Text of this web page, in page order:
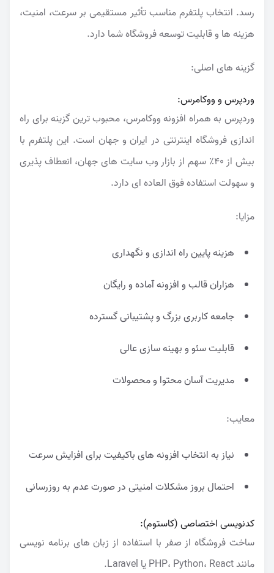
رسد. انتخاب پلتفرم مناسب تأثیر مستقیمی بر سرعت، امنیت،
هزینه ها و قابلیت توسعه فروشگاه شما دارد.
گزینه های اصلی:
وردپرس و ووکامرس:
وردپرس به همراه افزونه ووکامرس، محبوب ترین گزینه برای راه
اندازی فروشگاه اینترنتی در ایران و جهان است. این پلتفرم با
بیش از ۴۰٪ سهم از بازار وب سایت های جهان، انعطاف پذیری
و سهولت استفاده فوق العاده ای دارد.
مزایا:
هزینه پایین راه اندازی و نگهداری
هزاران قالب و افزونه آماده و رایگان
جامعه کاربری بزرگ و پشتیبانی گسترده
قابلیت سئو و بهینه سازی عالی
مدیریت آسان محتوا و محصولات
معایب:
نیاز به انتخاب افزونه های باکیفیت برای افزایش سرعت
احتمال بروز مشکلات امنیتی در صورت عدم به روزرسانی
کدنویسی اختصاصی (کاستوم):
ساخت فروشگاه از صفر با استفاده از زبان های برنامه نویسی
مانند PHP، Python، React یا Laravel.